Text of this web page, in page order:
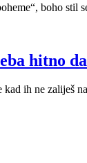
boho stil
hitno
ih ne zaliješ